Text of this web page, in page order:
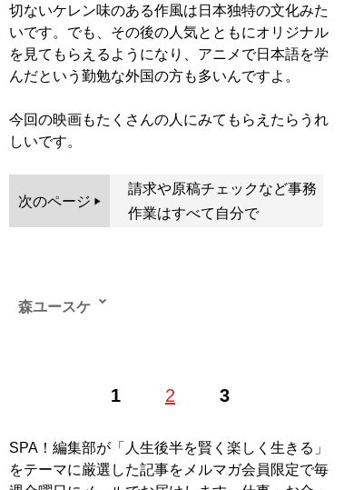
切ないケレン味のある作風は日本独特の文化みた
いです。でも、その後の人気とともにオリジナル
を見てもらえるようになり、アニメで日本語を学
んだという勤勉な外国の方も多いんですよ。
今回の映画もたくさんの人にみてもらえたらうれ
しいです。
次のページ
請求や原稿チェックなど事務
作業はすべて自分で
1 2 3
森ユースケ
SPA！編集部が「人生後半を賢く楽しく生きる」
をテーマに厳選した記事をメルマガ会員限定で毎